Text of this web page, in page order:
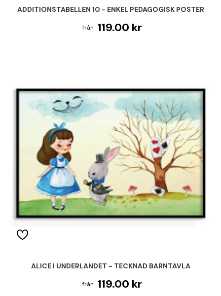
ADDITIONSTABELLEN 10 - ENKEL PEDAGOGISK POSTER
119.00 kr
ALICE I UNDERLANDET - TECKNAD BARNTAVLA
119.00 kr